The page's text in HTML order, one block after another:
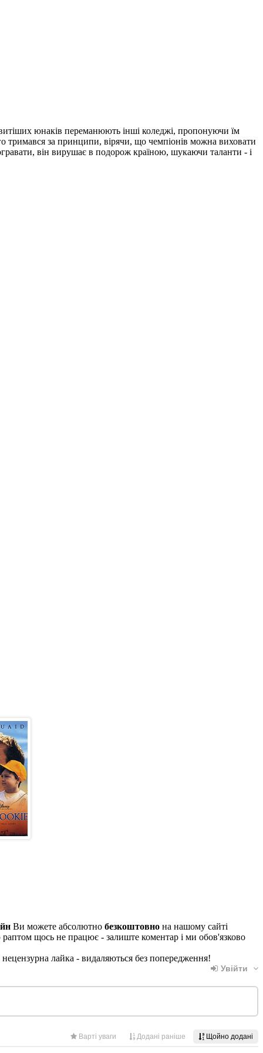
юнаків переманюють інші коледжі, пропонуючи їм
тримався за принципи, вірячи, що чемпіонів можна виховати
він вирушає в подорож країною, шукаючи таланти - і
Ви можете абсолютно безкоштовно на нашому сайті
щось не працює - залиште коментар і ми обов'язково
лайка - видаляються без попередження!